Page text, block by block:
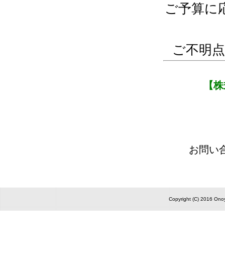
ご予算に
ご不明
【
お問い
Copyright (C) 2016